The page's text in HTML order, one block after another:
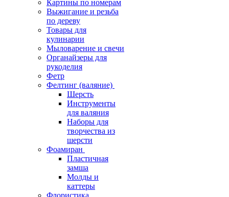
Картины по номерам
Выжигание и резьба
по дереву
Товары для
кулинарии
Мыловарение и свечи
Органайзеры для
рукоделия
Фетр
Фелтинг (валяние)
Шерсть
Инструменты
для валяния
Наборы для
творчества из
шерсти
Фоамиран
Пластичная
замша
Молды и
каттеры
Флористика